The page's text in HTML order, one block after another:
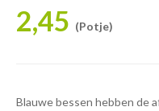
2,45 (Potje)
Blauwe bessen hebben de